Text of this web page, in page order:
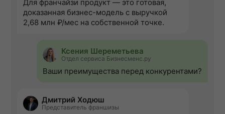
Для франчайзи продукт — это готовая,
доказанная бизнес-модель с выручкой
2,68 млн ₽/мес на собственной точке.
Ксения Шереметьева
Отдел сервиса Бизнесменс.ру
Ваши преимущества перед конкурентами?
Дмитрий Ходюш
Представитель франшизы